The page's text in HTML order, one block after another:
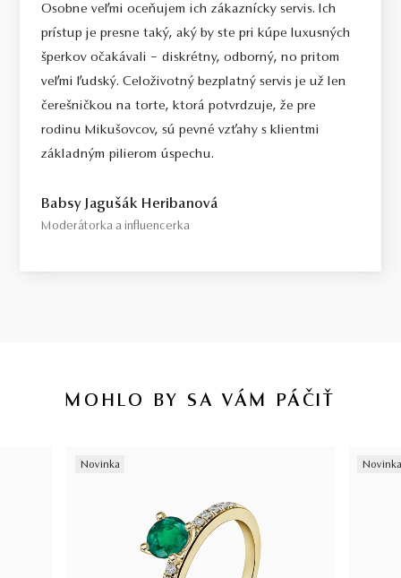
Osobne veľmi oceňujem ich zákaznícky servis. Ich
prístup je presne taký, aký by ste pri kúpe luxusných
šperkov očakávali – diskrétny, odborný, no pritom
veľmi ľudský. Celoživotný bezplatný servis je už len
čerešničkou na torte, ktorá potvrdzuje, že pre
rodinu Mikušovcov, sú pevné vzťahy s klientmi
základným pilierom úspechu.
Babsy Jagušák Heribanová
Moderátorka a influencerka
MOHLO BY SA VÁM PÁČIŤ
Novinka Novinka